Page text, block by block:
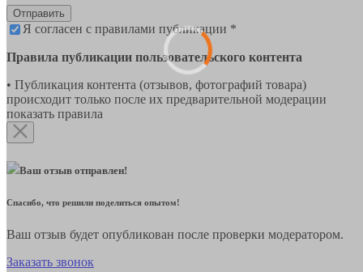
Отправить
Я согласен с правилами публикации *
Правила публикации пользовательского контента
• Публикация контента (отзывов, фотографий товара)
происходит только после их предварительной модерации
показать правила
Ваш отзыв отправлен!
Спасибо, что решили поделиться опытом!
Ваш отзыв будет опубликован после проверки модератором.
Заказать звонок